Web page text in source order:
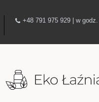
+48 791 975 929 | w